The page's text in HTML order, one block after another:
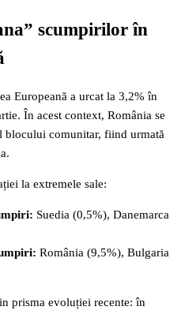
scumpirilor în
Europeană a urcat la 3,2% în
În acest context, România se
blocului comunitar, fiind urmată
la extremele sale:
Suedia (0,5%), Danemarca
România (9,5%), Bulgaria
prisma evoluției recente: în